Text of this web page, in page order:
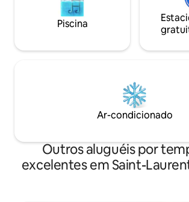
Piscina
Ar-condicionado
Outros aluguéis por
excelentes em Saint-